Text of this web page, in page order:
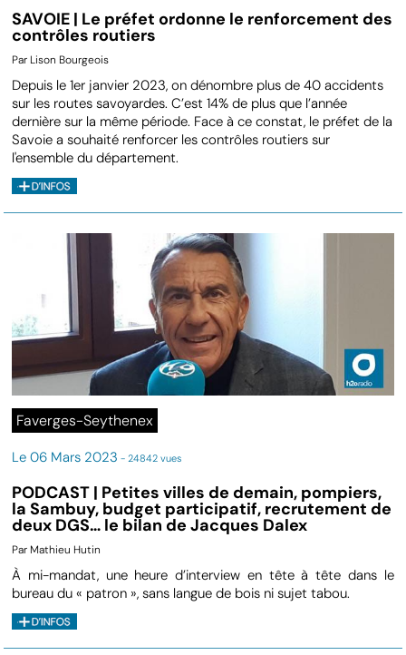
SAVOIE | Le préfet ordonne le renforcement des
contrôles routiers
Par Lison Bourgeois
Depuis le 1er janvier 2023, on dénombre plus de 40 accidents
sur les routes savoyardes. C’est 14% de plus que l’année
dernière sur la même période. Face à ce constat, le préfet de la
Savoie a souhaité renforcer les contrôles routiers sur
l'ensemble du département.
Faverges-Seythenex
Le 06 Mars 2023 - 24842 vues
PODCAST | Petites villes de demain, pompiers,
la Sambuy, budget participatif, recrutement de
deux DGS… le bilan de Jacques Dalex
Par Mathieu Hutin
À mi-mandat, une heure d’interview en tête à tête dans le
bureau du « patron », sans langue de bois ni sujet tabou.